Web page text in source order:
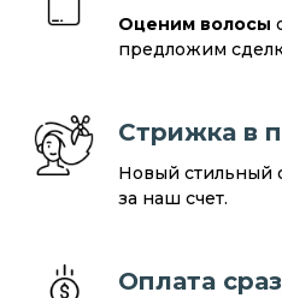
Оценим волосы
предложим
Стрижка в
Новый стильный
за наш счет.
Оплата